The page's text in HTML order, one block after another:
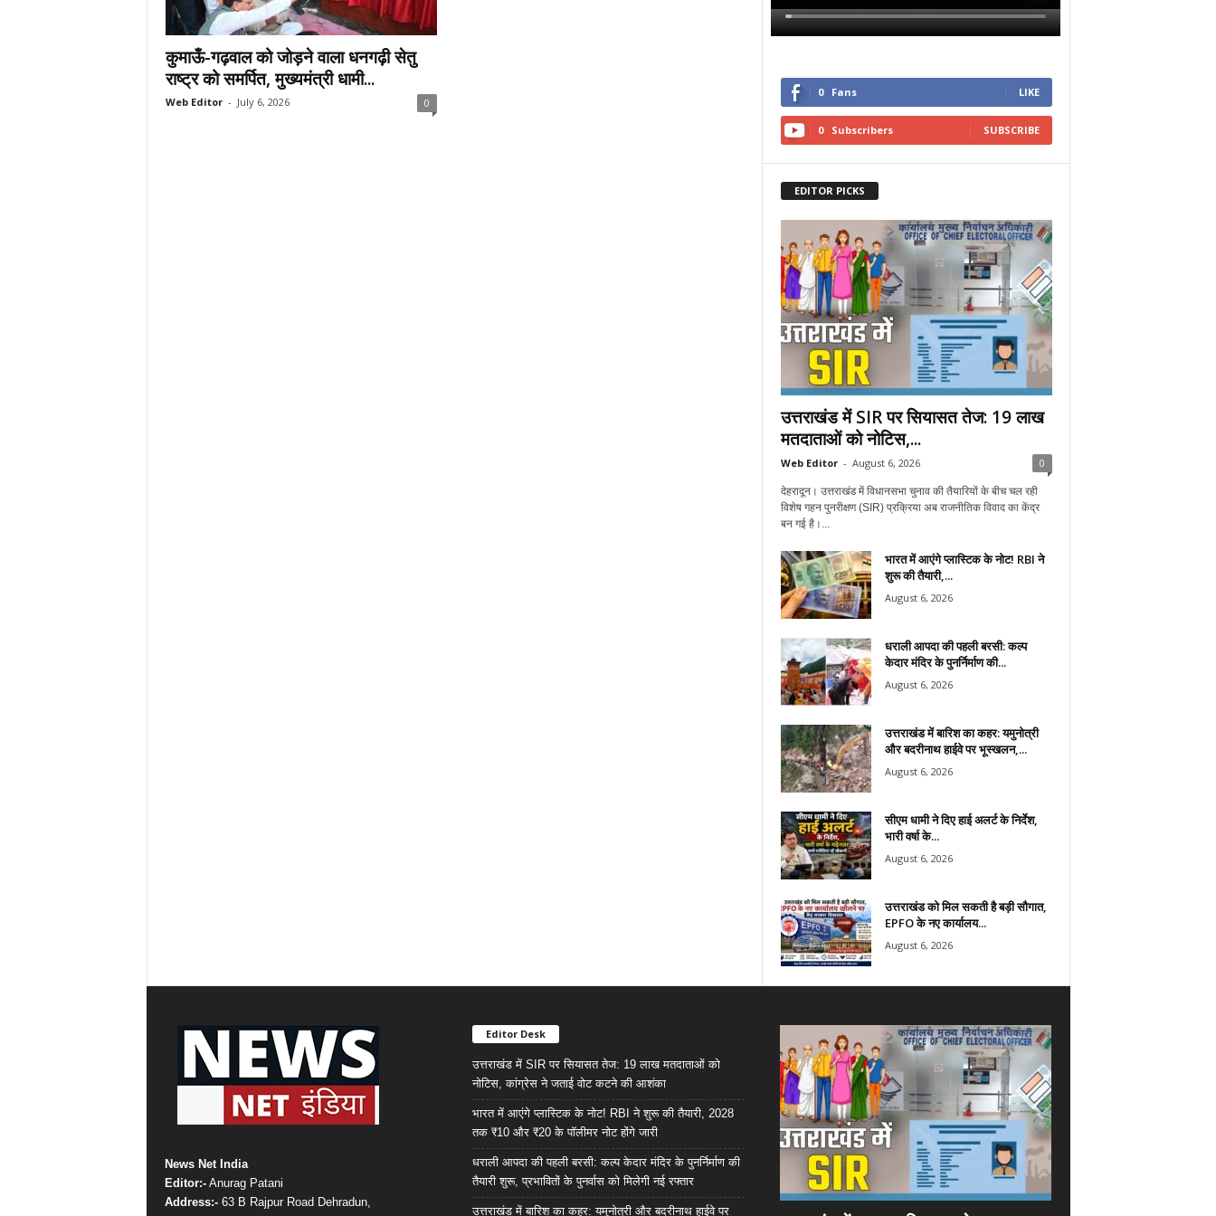
कुमाऊँ-गढ़वाल को जोड़ने वाला धनगढ़ी सेतु
राष्ट्र को समर्पित, मुख्यमंत्री धामी...
Web Editor - July 6, 2026 0
0 Fans LIKE
0 Subscribers SUBSCRIBE
EDITOR PICKS
उत्तराखंड में SIR पर सियासत तेज: 19 लाख
मतदाताओं को नोटिस,...
Web Editor - August 6, 2026 0
देहरादून। उत्तराखंड में विधानसभा चुनाव की तैयारियों के बीच चल रही
विशेष गहन पुनरीक्षण (SIR) प्रक्रिया अब राजनीतिक विवाद का केंद्र
बन गई है।...
भारत में आएंगे प्लास्टिक के नोट! RBI ने
शुरू की तैयारी,...
August 6, 2026
धराली आपदा की पहली बरसी: कल्प
केदार मंदिर के पुनर्निर्माण की...
August 6, 2026
उत्तराखंड में बारिश का कहर: यमुनोत्री
और बदरीनाथ हाईवे पर भूस्खलन,...
August 6, 2026
सीएम धामी ने दिए हाई अलर्ट के निर्देश,
भारी वर्षा के...
August 6, 2026
उत्तराखंड को मिल सकती है बड़ी सौगात,
EPFO के नए कार्यालय...
August 6, 2026
News Net India
Editor:-Anurag Patani
Address:-63 B Rajpur Road Dehradun,
Editor Desk
उत्तराखंड में SIR पर सियासत तेज: 19 लाख मतदाताओं को
नोटिस, कांग्रेस ने जताई वोट कटने की आशंका
भारत में आएंगे प्लास्टिक के नोट! RBI ने शुरू की तैयारी, 2028
तक ₹10 और ₹20 के पॉलीमर नोट होंगे जारी
धराली आपदा की पहली बरसी: कल्प केदार मंदिर के पुनर्निर्माण की
तैयारी शुरू, प्रभावितों के पुनर्वास को मिलेगी नई रफ्तार
उत्तराखंड में बारिश का कहर: यमुनोत्री और बदरीनाथ हाईवे पर